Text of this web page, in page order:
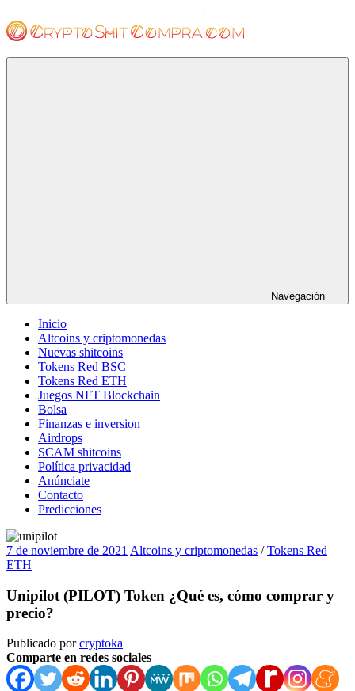
al
contenido
Navegación
Inicio
Altcoins y criptomonedas
Nuevas shitcoins
Tokens Red BSC
Tokens Red ETH
Juegos NFT Blockchain
Bolsa
Finanzas e inversion
Airdrops
SCAM shitcoins
Política privacidad
Anúnciate
Contacto
Predicciones
7 de noviembre de 2021 Altcoins y criptomonedas /Tokens Red
ETH
Unipilot (PILOT) Token ¿Qué es, cómo comprar y
precio?
Publicado porcryptoka
Comparte en redes sociales